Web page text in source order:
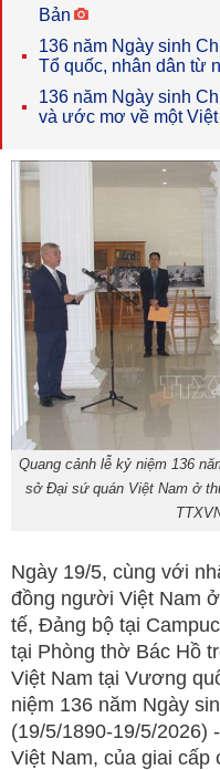
Bản
136 năm Ngày sinh
Tổ quốc, nhân dân từ
136 năm Ngày sinh
và ước mơ về một
Quang cảnh lễ kỷ niệm 136
sở Đại sứ quán Việt Nam ở
Ngày 19/5, cùng với
đồng người Việt Nam
tế, Đảng bộ tại
tại Phòng thờ Bác Hồ
Việt Nam tại Vương
niệm 136 năm Ngày
(19/5/1890-19/5/2026)
Việt Nam, của giai cấp